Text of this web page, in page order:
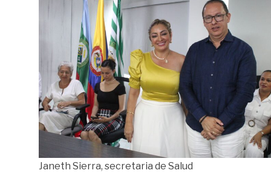
Janeth Sierra, secretaria de Salud